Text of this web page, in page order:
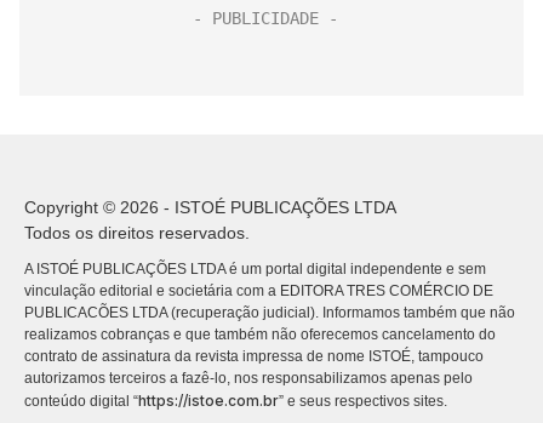
Copyright © 2026 - ISTOÉ PUBLICAÇÕES LTDA
Todos os direitos reservados.
A ISTOÉ PUBLICAÇÕES LTDA é um portal digital independente e sem
vinculação editorial e societária com a EDITORA TRES COMÉRCIO DE
PUBLICACÕES LTDA (recuperação judicial). Informamos também que não
realizamos cobranças e que também não oferecemos cancelamento do
contrato de assinatura da revista impressa de nome ISTOÉ, tampouco
autorizamos terceiros a fazê-lo, nos responsabilizamos apenas pelo
conteúdo digital “https://istoe.com.br” e seus respectivos sites.